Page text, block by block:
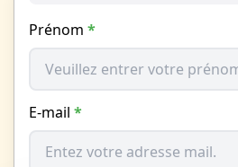
Prénom *
E-mail *